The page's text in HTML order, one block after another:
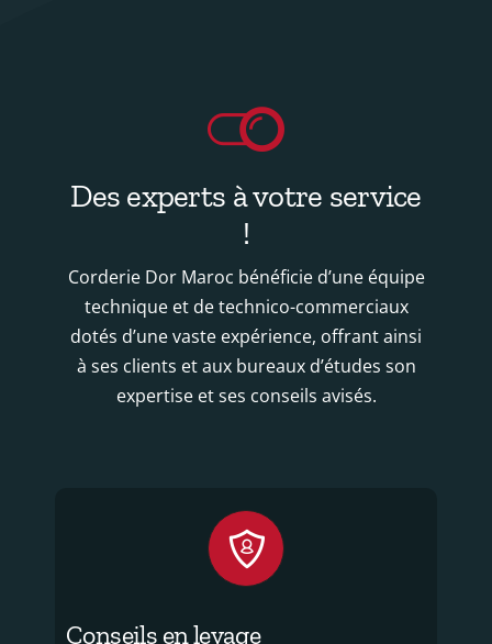
Des experts à votre service
!
Corderie Dor Maroc bénéficie d’une équipe
technique et de technico-commerciaux
dotés d’une vaste expérience, offrant ainsi
à ses clients et aux bureaux d’études son
expertise et ses conseils avisés.
Conseils en levage